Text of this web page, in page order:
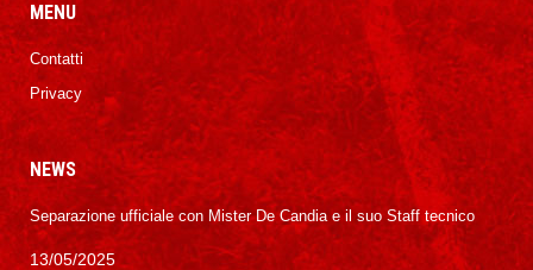
MENU
Contatti
Privacy
NEWS
Separazione ufficiale con Mister De Candia e il suo Staff tecnico
13/05/2025